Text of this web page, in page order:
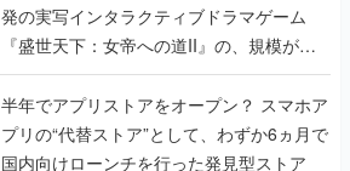
発の実写インタラクティブドラマゲーム
『盛世天下：女帝への道II』の、規模が違
うこだわりをプロデューサーに聞いた
半年でアプリストアをオープン？ スマホア
プリの“代替ストア”として、わずか6ヵ月で
国内向けローンチを行った発見型ストア